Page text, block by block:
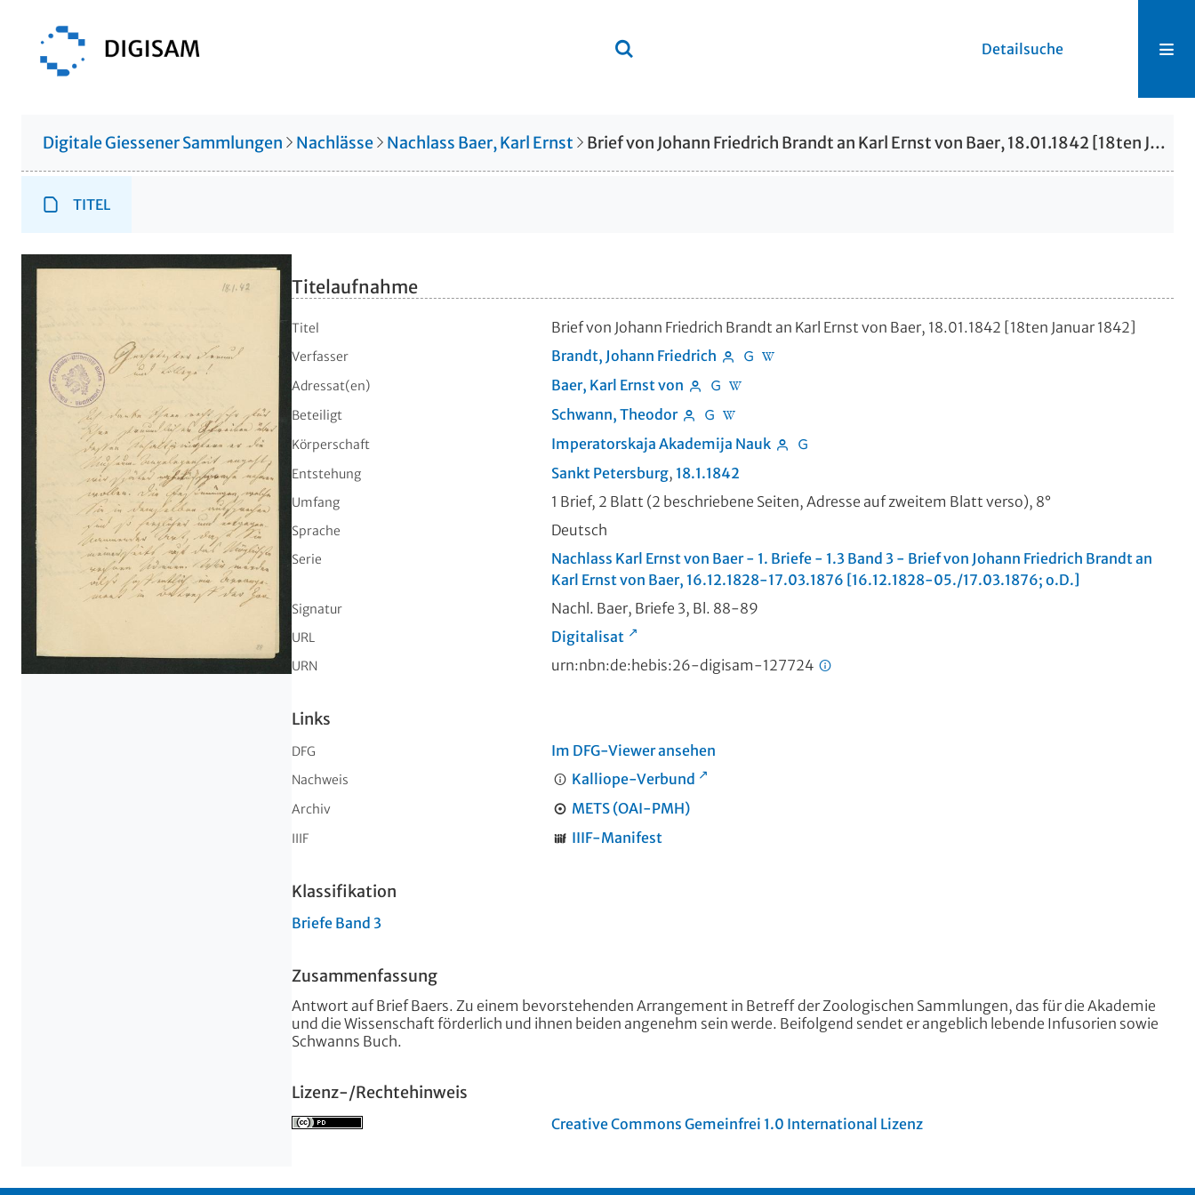
Detailsuche
Digitale Giessener Sammlungen Nachlässe Nachlass Baer, Karl Ernst Brief von Johann Friedrich Brandt an Karl Ernst von Baer, 18.01.1842 [18ten Januar 1842]
TITEL
Titelaufnahme
Titel Brief von Johann Friedrich Brandt an Karl Ernst von Baer, 18.01.1842 [18ten Januar 1842]
Verfasser Brandt, Johann Friedrich
Adressat(en) Baer, Karl Ernst von
Beteiligt Schwann, Theodor
Körperschaft Imperatorskaja Akademija Nauk
Entstehung Sankt Petersburg, 18.1.1842
Umfang 1 Brief, 2 Blatt (2 beschriebene Seiten, Adresse auf zweitem Blatt verso), 8°
Sprache Deutsch
Serie
Nachlass Karl Ernst von Baer - 1. Briefe - 1.3 Band 3 - Brief von Johann Friedrich Brandt an
Karl Ernst von Baer, 16.12.1828-17.03.1876 [16.12.1828-05./17.03.1876; o.D.]
Signatur Nachl. Baer, Briefe 3, Bl. 88-89
URL Digitalisat
URN urn:nbn:de:hebis:26-digisam-127724
Links
DFG Im DFG-Viewer ansehen
Nachweis Kalliope-Verbund
Archiv METS (OAI-PMH)
IIIF IIIF-Manifest
Klassifikation
Briefe Band 3
Zusammenfassung
Antwort auf Brief Baers. Zu einem bevorstehenden Arrangement in Betreff der Zoologischen Sammlungen, das für die Akademie
und die Wissenschaft förderlich und ihnen beiden angenehm sein werde. Beifolgend sendet er angeblich lebende Infusorien sowie
Schwanns Buch.
Lizenz-/Rechtehinweis
Creative Commons Gemeinfrei 1.0 International Lizenz